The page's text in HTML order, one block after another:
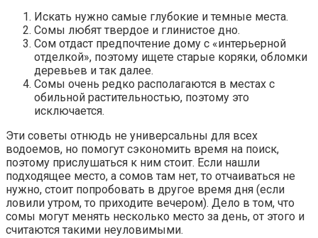
Искать нужно самые глубокие и темные места.
Сомы любят твердое и глинистое дно.
Сом отдаст предпочтение дому с «интерьерной
отделкой», поэтому ищете старые коряки, обломки
деревьев и так далее.
Сомы очень редко располагаются в местах с
обильной растительностью, поэтому это
исключается.
Эти советы отнюдь не универсальны для всех
водоемов, но помогут сэкономить время на поиск,
поэтому прислушаться к ним стоит. Если нашли
подходящее место, а сомов там нет, то отчаиваться не
нужно, стоит попробовать в другое время дня (если
ловили утром, то приходите вечером). Дело в том, что
сомы могут менять несколько место за день, от этого и
считаются такими неуловимыми.